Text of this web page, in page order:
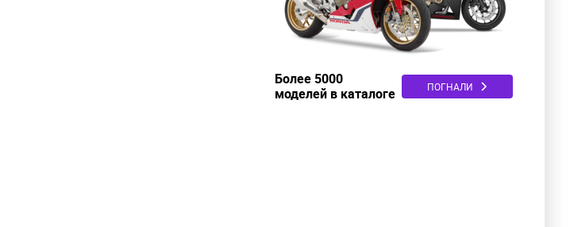
Более 5000
моделей в каталоге
ПОГНАЛИ